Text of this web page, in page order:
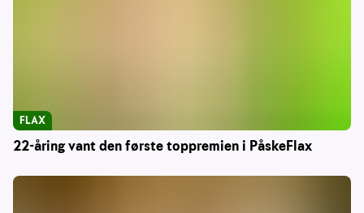
22-åring vant den første toppremien i PåskeFlax
FLAX